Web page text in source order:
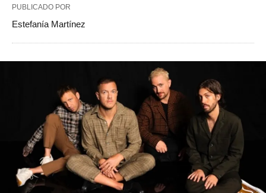
PUBLICADO POR
Estefanía Martínez